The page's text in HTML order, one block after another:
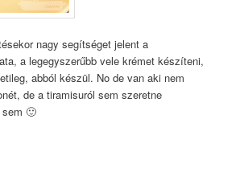
nagy segítséget jelent a
a legegyszerűbb vele krémet készíteni,
abból készül. No de van aki nem
de a tiramisuról sem szeretne
🙂